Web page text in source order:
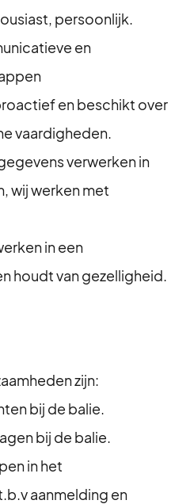
persoonlijk.
en
en beschikt over
vaardigheden.
verwerken in
wij werken met
in een
houdt van gezelligheid.
zijn:
bij de balie.
bij de balie.
in het
aanmelding en